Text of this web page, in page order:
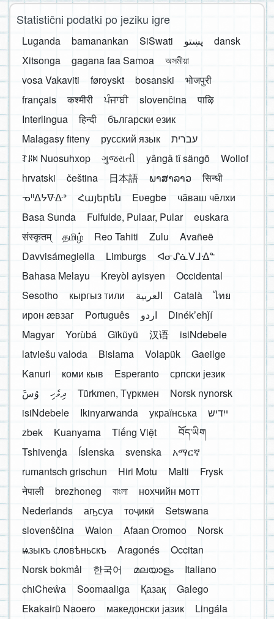
Statistični podatki po jeziku igre
Luganda bamanankan SiSwati پښتو
dansk
Xitsonga
gagana faa Samoa
অসমীয়া
vosa Vakaviti
føroyskt bosanski
भोजपुरी
français
कश्मीरी ਪੰਜਾਬੀ slovenčina
पाऴि
Interlingua
हिन्दी
български език
Malagasy fiteny
русский язык
עברית
ꆈꌠ꒿ Nuosuhxop
ગુજરાતી yângâ tî sängö
Wollof
hrvatski
čeština 日本語 ພາສາລາວ
सिन्धी
ᓀᐦᐃᔭᐍᐏᐣ
Հայերեն Eʋegbe
чӑваш чӗлхи
Basa Sunda
Fulfulde, Pulaar, Pular
euskara
संस्कृतम्
தமிழ் Reo Tahiti Zulu
Avañeẽ
Davvisámegiella
Limburgs
ᐊᓂᔑᓈᐯᒧᐎᓐ
Bahasa Melayu
Kreyòl ayisyen
Occidental
Sesotho
кыргыз тили العربية Català
ไทย
ирон æвзаг
Português اردو
Dinékʼehǰí
Magyar
Yorùbá Gĩkũyũ 汉语
isiNdebele
latviešu valoda
Bislama Volapük
Gaeilge
Kanuri
коми кыв Esperanto
српски језик
َوُسَ
ދިވެހި Türkmen, Түркмен
Norsk nynorsk
isiNdebele
Ikinyarwanda українська
ייִדיש
zbek
Kuanyama Tiếng Việt
བོད་ཡིག
Tshivenḓa
Íslenska svenska
አማርኛ
rumantsch grischun
Hiri Motu Malti
Frysk
नेपाली
brezhoneg বাংলা
нохчийн мотт
Nederlands
аҧсуа тоҷикӣ
Setswana
slovenščina
Walon Afaan Oromoo
Norsk
ѩзыкъ словѣньскъ
Aragonés
Occitan
Norsk bokmål
한국어 മലയാളം
Italiano
chiCheŵa
Soomaaliga Қазақ
Galego
Ekakairũ Naoero
македонски јазик
Lingála